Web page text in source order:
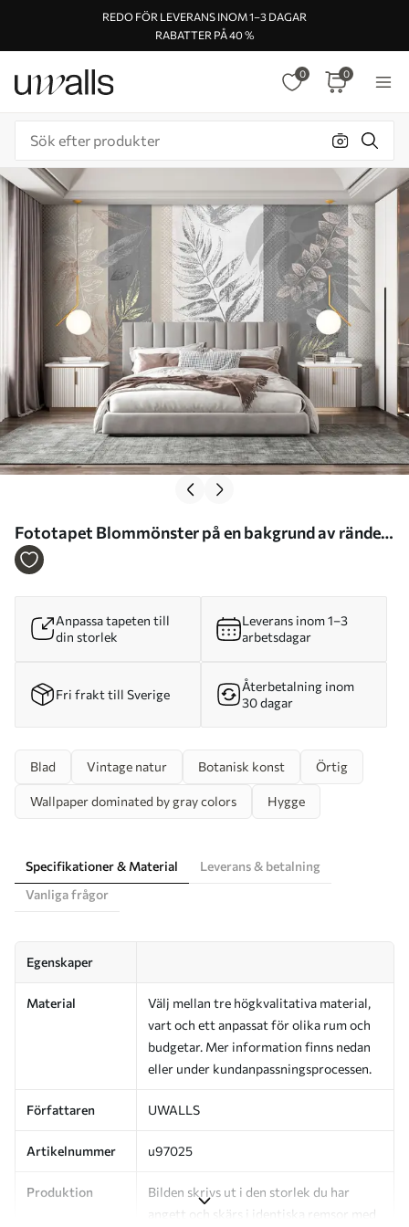
REDO FÖR LEVERANS INOM 1–3 DAGAR
RABATTER PÅ 40 %
0 0
Fototapet Blommönster på en bakgrund av ränder
Nr. u97025
Anpassa tapeten till
din storlek
Leverans inom 1–3
arbetsdagar
Fri frakt till Sverige
Återbetalning inom
30 dagar
Blad Vintage natur Botanisk konst Örtig
Wallpaper dominated by gray colors Hygge
Specifikationer & Material
Leverans & betalning
Vanliga frågor
Egenskaper
Material
Välj mellan tre högkvalitativa material,
vart och ett anpassat för olika rum och
budgetar. Mer information finns nedan
eller under kundanpassningsprocessen.
Författaren UWALLS
Artikelnummer u97025
Produktion
Bilden skrivs ut i den storlek du har
angett och skärs i identiska remsor med